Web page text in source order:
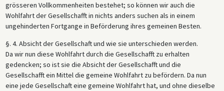
grösseren Vollkommenheiten bestehet; so können wir auch die
Wohlfahrt der Gesellschafft in nichts anders suchen als in einem
ungehinderten Fortgange in Beförderung ihres gemeinen Besten.
§. 4. Absicht der Gesellschaft und wie sie unterschieden werden.
Da wir nun diese Wohlfahrt durch die Gesellschafft zu erhalten
gedencken; so ist sie die Absicht der Gesellschafft und die
Gesellschafft ein Mittel die gemeine Wohlfahrt zu befördern. Da nun
eine jede Gesellschaft eine gemeine Wohlfahrt hat, und ohne dieselbe